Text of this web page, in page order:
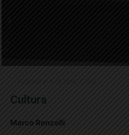
Cultura
Marco Renzelli